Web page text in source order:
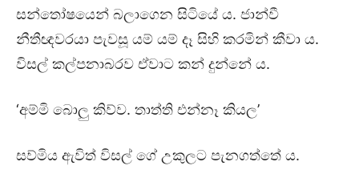
සන්තෝෂයෙන් බලාගෙන සිටියේ ය. ජාන්වී
නීතීඥවරයා පැවසූ යම් යම් දෑ සිහි කරමින් කීවා ය.
විසල් කල්පනාබරව ඒවාට කන් දුන්නේ ය.
‘අම්මි බොලු කිව්ව. තාත්ති එන්නෑ කියල’
සව්මිය ඇවිත් විසල් ගේ උකුලට පැනගත්තේ ය.